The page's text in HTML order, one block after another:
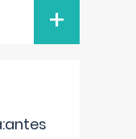
+